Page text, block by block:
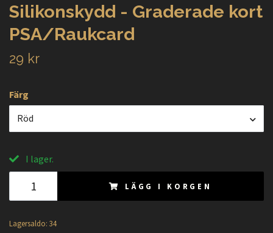
Silikonskydd - Graderade kort
PSA/Raukcard
29 kr
Färg
Röd
I lager.
LÄGG I KORGEN
Lagersaldo: 34